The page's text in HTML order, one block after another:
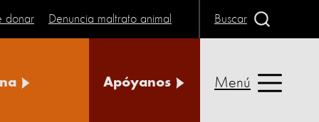
donar Denuncia maltrato animal Buscar
Apóyanos Menú